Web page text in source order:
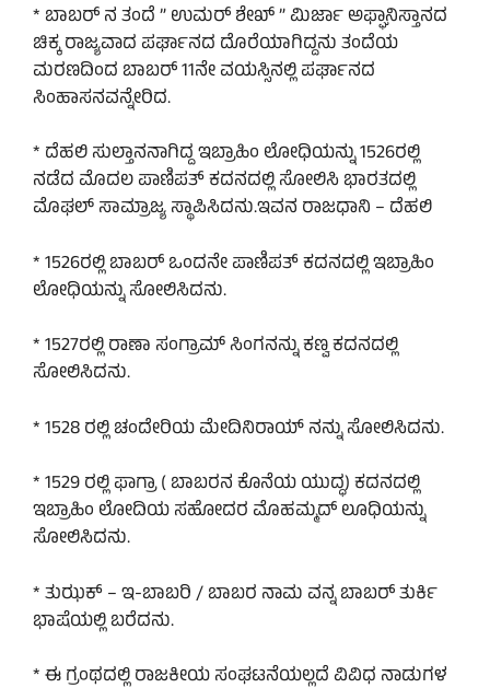
* ಬಾಬರ್ ನ ತಂದೆ ” ಉಮರ್ ಶೇಖ್ ” ಮಿರ್ಜಾ ಅಫ್ಘಾನಿಸ್ತಾನದ
ಚಿಕ್ಕ ರಾಜ್ಯವಾದ ಪರ್ಘಾನದ ದೊರೆಯಾಗಿದ್ದನು ತಂದೆಯ
ಮರಣದಿಂದ ಬಾಬರ್ 11ನೇ ವಯಸ್ಸಿನಲ್ಲಿ ಪರ್ಘಾನದ
ಸಿಂಹಾಸನವನ್ನೇರಿದ.
* ದೆಹಲಿ ಸುಲ್ತಾನನಾಗಿದ್ದ ಇಬ್ರಾಹಿಂ ಲೋಧಿಯನ್ನು 1526ರಲ್ಲಿ
ನಡೆದ ಮೊದಲ ಪಾಣಿಪತ್ ಕದನದಲ್ಲಿ ಸೋಲಿಸಿ ಭಾರತದಲ್ಲಿ
ಮೊಘಲ್ ಸಾಮ್ರಾಜ್ಯ ಸ್ಥಾಪಿಸಿದನು.ಇವನ ರಾಜಧಾನಿ – ದೆಹಲಿ
* 1526ರಲ್ಲಿ ಬಾಬರ್ ಒಂದನೇ ಪಾಣಿಪತ್ ಕದನದಲ್ಲಿ ಇಬ್ರಾಹಿಂ
ಲೋಧಿಯನ್ನು ಸೋಲಿಸಿದನು.
* 1527ರಲ್ಲಿ ರಾಣಾ ಸಂಗ್ರಾಮ್ ಸಿಂಗನನ್ನು ಕಣ್ವ ಕದನದಲ್ಲಿ
ಸೋಲಿಸಿದನು.
* 1528 ರಲ್ಲಿ ಚಂದೇರಿಯ ಮೇದಿನಿರಾಯ್ ನನ್ನು ಸೋಲಿಸಿದನು.
* 1529 ರಲ್ಲಿ ಫಾಗ್ರಾ ( ಬಾಬರನ ಕೊನೆಯ ಯುದ್ಧ) ಕದನದಲ್ಲಿ
ಇಬ್ರಾಹಿಂ ಲೋದಿಯ ಸಹೋದರ ಮೊಹಮ್ಮದ್ ಲೂಧಿಯನ್ನು
ಸೋಲಿಸಿದನು.
* ತುಝಕ್ – ಇ-ಬಾಬರಿ / ಬಾಬರ ನಾಮ ವನ್ನ ಬಾಬರ್ ತುರ್ಕಿ
ಭಾಷೆಯಲ್ಲಿ ಬರೆದನು.
* ಈ ಗ್ರಂಥದಲ್ಲಿ ರಾಜಕೀಯ ಸಂಘಟನೆಯಲ್ಲದೆ ವಿವಿಧ ನಾಡುಗಳ